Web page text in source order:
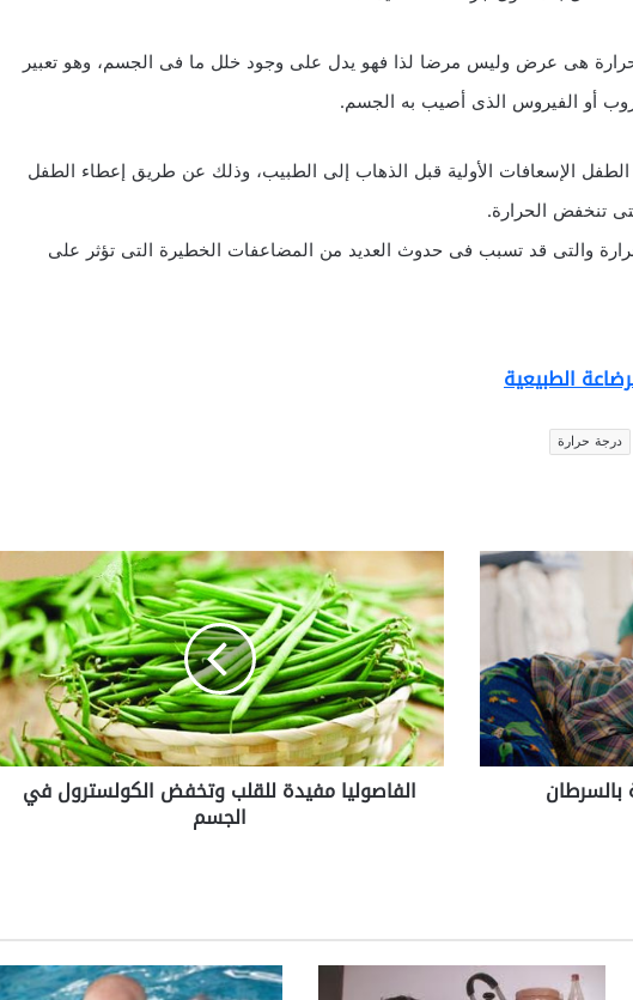
هى عرض وليس مرضا لذا فهو يدل على وجود خلل ما فى الجسم، وهو تعبير
أو الفيروس الذى أصيب به الجسم.
الإسعافات الأولية قبل الذهاب إلى الطبيب، وذلك عن طريق إعطاء الطفل
تنخفض الحرارة.
والتى قد تسبب فى حدوث العديد من المضاعفات الخطيرة التى تؤثر على
الطبيعية
درجة حرارة
بالسرطان
ا
ل
ف
ا
ص
و
ل
ي
ا
ل
ق
الفاصوليا مفيدة للقلب وتخفض الكولسترول في
الجسم